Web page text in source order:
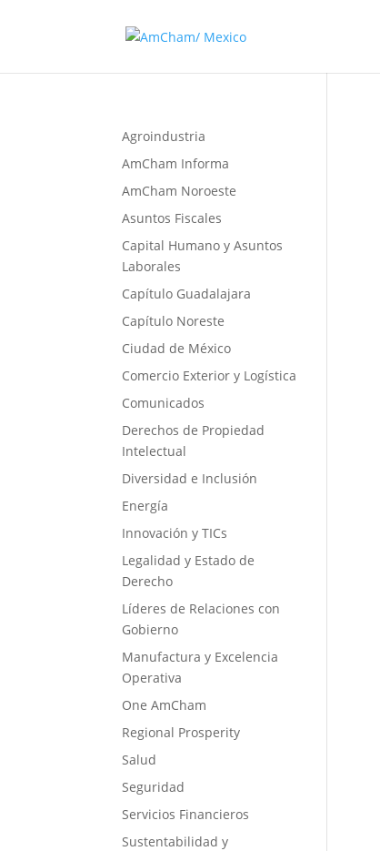
Agroindustria
AmCham Informa
AmCham Noroeste
Asuntos Fiscales
Capital Humano y Asuntos
Laborales
Capítulo Guadalajara
Capítulo Noreste
Ciudad de México
Comercio Exterior y Logística
Comunicados
Derechos de Propiedad
Intelectual
Diversidad e Inclusión
Energía
Innovación y TICs
Legalidad y Estado de
Derecho
Líderes de Relaciones con
Gobierno
Manufactura y Excelencia
Operativa
One AmCham
Regional Prosperity
Salud
Seguridad
Servicios Financieros
Sustentabilidad y